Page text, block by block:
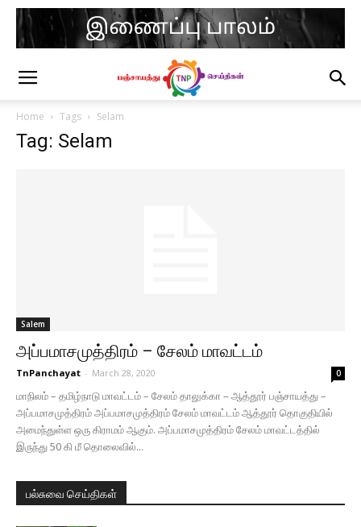
Home Tags Selam
Tag: Selam
Salem
அப்பமாசமுத்திரம் – சேலம் மாவட்டம்
TnPanchayat - March 28, 2020 0
மாநிலம் – தமிழ்நாடு மாவட்டம் – சேலம் தாலுக்கா – ஆத்தூர் பஞ்சாயத்து –
அப்பமாசமுத்திரம் அப்பமாசமுத்திரம் சேலம் மாவட்டம் ஆத்தூர் தொகுதியில்
அமைந்துள்ள ஒரு கிராமம் ஆகும். அப்பமாசமுத்திரம் சேலம் மாவட்டத்தில்
இருந்து 50 கி மீ தொலைவில்...
பல்சுவை செய்திகள்